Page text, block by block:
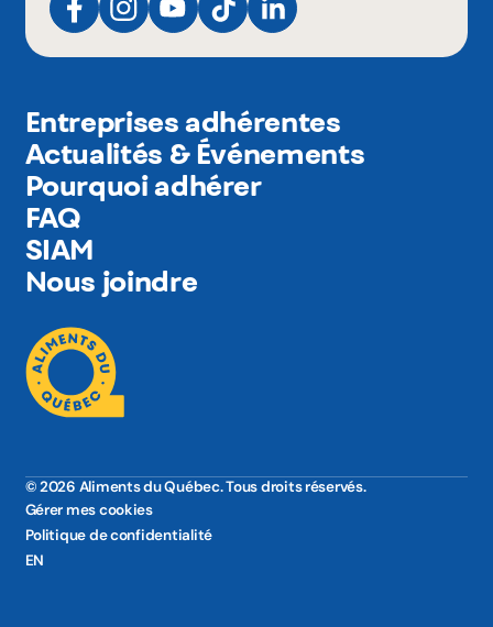
Entreprises adhérentes
Actualités & Événements
Pourquoi adhérer
FAQ
SIAM
Nous joindre
© 2026 Aliments du Québec. Tous droits réservés.
Gérer mes cookies
Politique de confidentialité
EN